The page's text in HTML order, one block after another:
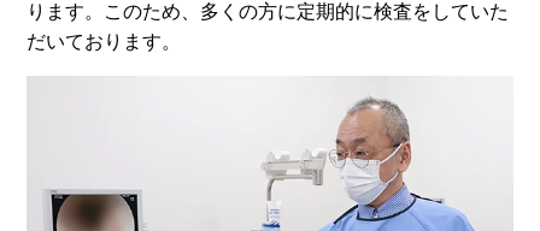
ります。このため、多くの方に定期的に検査をしていた
だいております。